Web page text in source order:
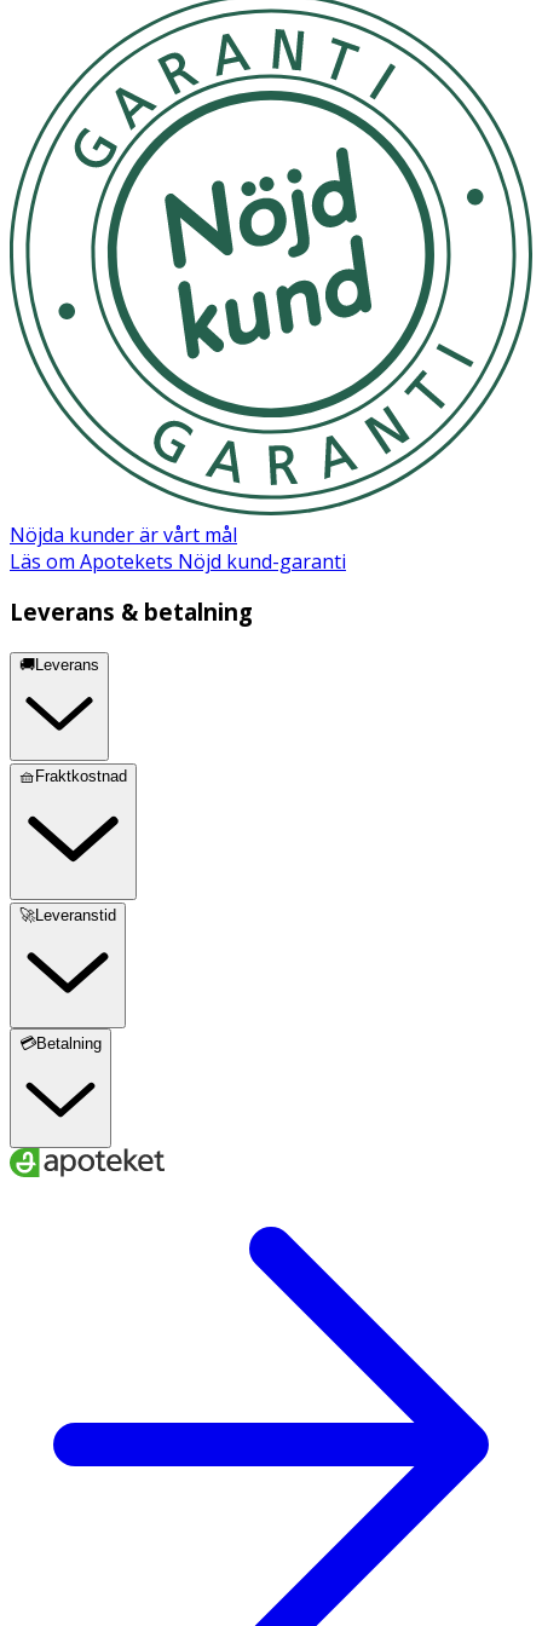
- Applicera generös mängd på hälarna, fötter och tår vid
- Applicera efter bad eller dusch för bästa resultat.
- När huden är återställd, fortsätt använda krämen för
att bevara hudens tillstånd.
Förvaring
Förvaras i rumstemperatur utom räckhåll för små barn.
Innehåll
Propylene Glycol, Aqua, Urea, Sodium Stearate, Glycerin,
Glyceryl Laurate, Cetyl Alcohol, Argilla, Phenoxyethanol,
Mentha Piperita Leaf Oil, Polyoxymethylene Urea,
Allantoin, Ethylhexylglycerin, Lavandula Angustifollia Oil,
Potassium Bitartrate, Titanium Dioxide, Limonene,
Quartz, Linalool, Butyrospermum Parkii (Shea) Butter,
Magnesium Sulfate, Theobroma Cacao Seed Butter,
Tocopheryl Acetate
Nöjda kunder är vårt mål
Läs om Apotekets Nöjd kund-garanti
Leverans & betalning
🚚Leverans
🧺Fraktkostnad
🚀Leveranstid
💳Betalning